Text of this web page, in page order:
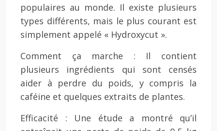
populaires au monde. Il existe plusieurs
types différents, mais le plus courant est
simplement appelé « Hydroxycut ».
Comment ça marche : Il contient
plusieurs ingrédients qui sont censés
aider à perdre du poids, y compris la
caféine et quelques extraits de plantes.
Efficacité : Une étude a montré qu’il